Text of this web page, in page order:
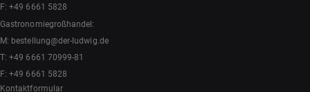
F: +49 6661 5828
Gastronomiegroßhandel:
M: bestellung@der-ludwig.de
T:+49 6661 70999-81
F: +49 6661 5828
Kontaktformular